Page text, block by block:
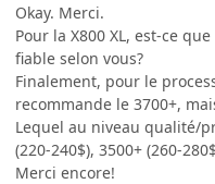
Okay. Merci.
Pour la X800 XL, est-ce
fiable selon vous?
Finalement, pour le
recommande le 3700+,
Lequel au niveau qualité/
(220-240$), 3500+ (260-
Merci encore!